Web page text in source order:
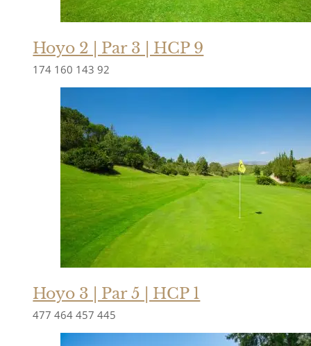
Hoyo 2 | Par 3 | HCP 9
174 160 143 92
Hoyo 3 | Par 5 | HCP 1
477 464 457 445